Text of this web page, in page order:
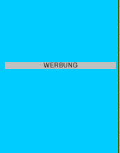
WERBUNG